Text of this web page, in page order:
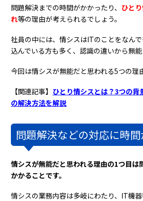
問題解決までの時間がかかったり、 ひと
れ等の理由が考えられるでしょう。
社員の中には、情シスはITのことをなん
込んでいる方も多く、認識の違いから無能
今回は情シスが無能だと思われる5つの理
【関連記事】 ひとり情シスとは？3つの背
の解決方法を解説
問題解決などの対応に時
情シスが無能だと思われる理由の1つ目は
かかることです。
情シスの業務内容は多岐にわたり、IT機